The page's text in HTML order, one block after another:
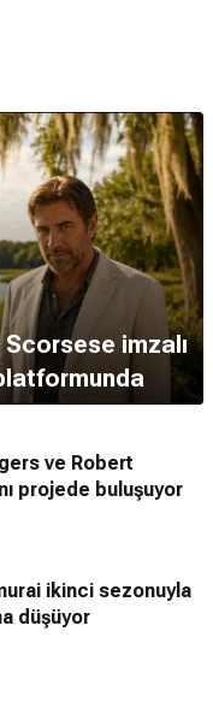
imzalı
ve Robert
projede buluşuyor
ikinci sezonuyla
düşüyor